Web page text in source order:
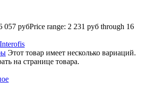
057 рубPrice range: 2 231 руб through 16
Этот товар имеет несколько вариаций.
на странице товара.